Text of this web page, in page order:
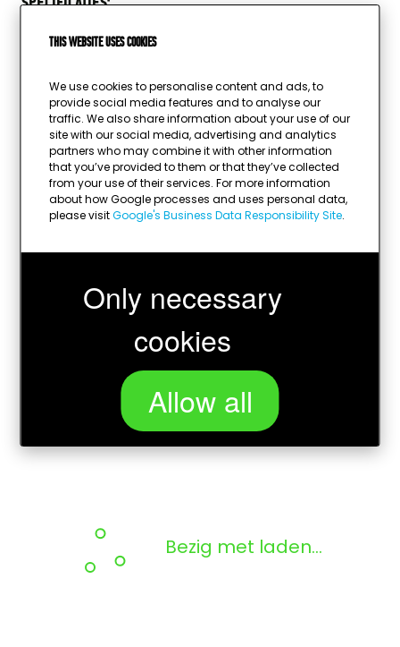
This website uses cookies
We use cookies to personalise content and ads, to
provide social media features and to analyse our
traffic. We also share information about your use of our
site with our social media, advertising and analytics
partners who may combine it with other information
that you’ve provided to them or that they’ve collected
from your use of their services. For more information
about how Google processes and uses personal data,
please visitGoogle's Business Data Responsibility Site.
Only necessary
cookies
Allow all
Hoogte:
Materiaal:
kunststof, resin
Sport:
kaarten
Afbeelding mogelijk:
ja
Diameter afbeelding:
25mm
Graveerplaatje mogelijk: ja
Kleur graveerplaatje:
zilver
Bezig met laden...